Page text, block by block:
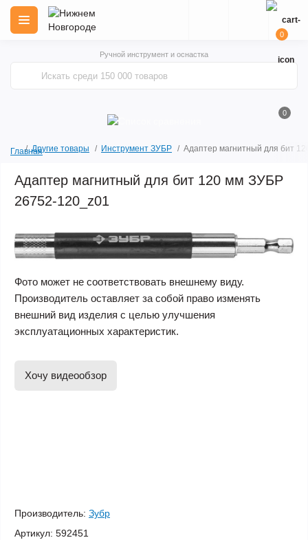
Ручной инструмент и оснастка
0
0
ГлавнаяДругие товары Инструмент ЗУБР Адаптер магнитный для бит
Адаптер магнитный для бит 120 мм ЗУБР
26752-120_z01
Фото может не соответствовать внешнему виду.
Производитель оставляет за собой право изменять
внешний вид изделия с целью улучшения
эксплуатационных характеристик.
Хочу видеообзор
Производитель: Зубр
Артикул: 592451